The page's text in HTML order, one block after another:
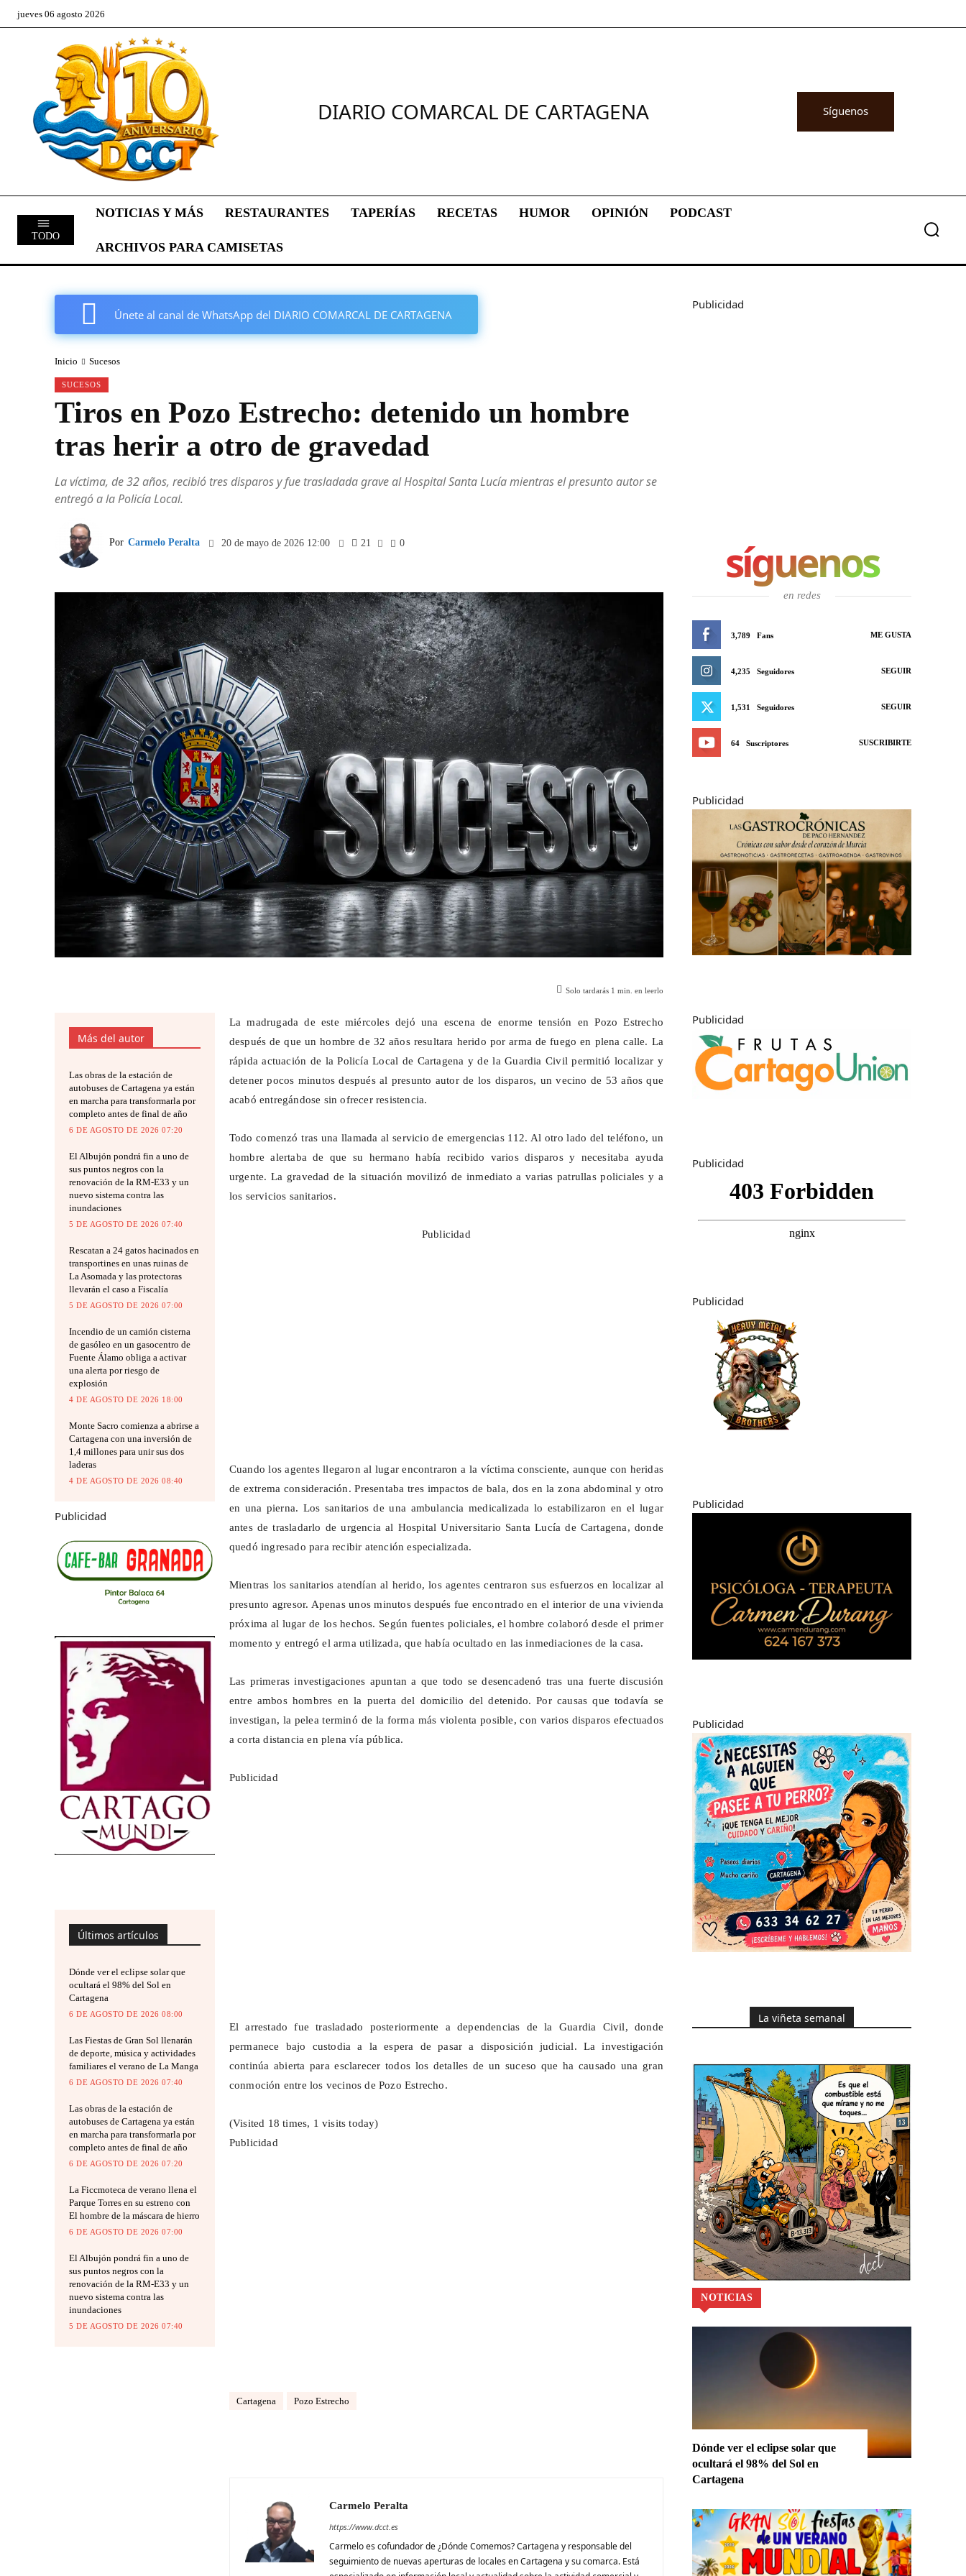
jueves 06 agosto 2026
DIARIO COMARCAL DE CARTAGENA Síguenos
TODO
NOTICIAS Y MÁS RESTAURANTES TAPERÍAS RECETAS HUMOR OPINIÓN PODCAST
ARCHIVOS PARA CAMISETAS
Únete al canal de WhatsApp del DIARIO COMARCAL DE CARTAGENA
Inicio Sucesos
SUCESOS
Tiros en Pozo Estrecho: detenido un hombre
tras herir a otro de gravedad
La víctima, de 32 años, recibió tres disparos y fue trasladada grave al Hospital Santa Lucía mientras el presunto autor se
entregó a la Policía Local.
Por Carmelo Peralta 20 de mayo de 2026 12:00 21 0
Solo tardarás 1 min. en leerlo
Más del autor
Las obras de la estación de
autobuses de Cartagena ya están
en marcha para transformarla por
completo antes de final de año
6 DE AGOSTO DE 2026 07:20
El Albujón pondrá fin a uno de
sus puntos negros con la
renovación de la RM-E33 y un
nuevo sistema contra las
inundaciones
5 DE AGOSTO DE 2026 07:40
Rescatan a 24 gatos hacinados en
transportines en unas ruinas de
La Asomada y las protectoras
llevarán el caso a Fiscalía
5 DE AGOSTO DE 2026 07:00
Incendio de un camión cisterna
de gasóleo en un gasocentro de
Fuente Álamo obliga a activar
una alerta por riesgo de
explosión
4 DE AGOSTO DE 2026 18:00
Monte Sacro comienza a abrirse a
Cartagena con una inversión de
1,4 millones para unir sus dos
laderas
4 DE AGOSTO DE 2026 08:40
Publicidad
Últimos artículos
Dónde ver el eclipse solar que
ocultará el 98% del Sol en
Cartagena
6 DE AGOSTO DE 2026 08:00
Las Fiestas de Gran Sol llenarán
de deporte, música y actividades
familiares el verano de La Manga
6 DE AGOSTO DE 2026 07:40
Las obras de la estación de
autobuses de Cartagena ya están
en marcha para transformarla por
completo antes de final de año
6 DE AGOSTO DE 2026 07:20
La Ficcmoteca de verano llena el
Parque Torres en su estreno con
El hombre de la máscara de hierro
6 DE AGOSTO DE 2026 07:00
El Albujón pondrá fin a uno de
sus puntos negros con la
renovación de la RM-E33 y un
nuevo sistema contra las
inundaciones
5 DE AGOSTO DE 2026 07:40
La madrugada de este miércoles dejó una escena de enorme tensión en Pozo Estrecho
después de que un hombre de 32 años resultara herido por arma de fuego en plena calle. La
rápida actuación de la Policía Local de Cartagena y de la Guardia Civil permitió localizar y
detener pocos minutos después al presunto autor de los disparos, un vecino de 53 años que
acabó entregándose sin ofrecer resistencia.
Todo comenzó tras una llamada al servicio de emergencias 112. Al otro lado del teléfono, un
hombre alertaba de que su hermano había recibido varios disparos y necesitaba ayuda
urgente. La gravedad de la situación movilizó de inmediato a varias patrullas policiales y a
los servicios sanitarios.
Publicidad
Cuando los agentes llegaron al lugar encontraron a la víctima consciente, aunque con heridas
de extrema consideración. Presentaba tres impactos de bala, dos en la zona abdominal y otro
en una pierna. Los sanitarios de una ambulancia medicalizada lo estabilizaron en el lugar
antes de trasladarlo de urgencia al Hospital Universitario Santa Lucía de Cartagena, donde
quedó ingresado para recibir atención especializada.
Mientras los sanitarios atendían al herido, los agentes centraron sus esfuerzos en localizar al
presunto agresor. Apenas unos minutos después fue encontrado en el interior de una vivienda
próxima al lugar de los hechos. Según fuentes policiales, el hombre colaboró desde el primer
momento y entregó el arma utilizada, que había ocultado en las inmediaciones de la casa.
Las primeras investigaciones apuntan a que todo se desencadenó tras una fuerte discusión
entre ambos hombres en la puerta del domicilio del detenido. Por causas que todavía se
investigan, la pelea terminó de la forma más violenta posible, con varios disparos efectuados
a corta distancia en plena vía pública.
Publicidad
El arrestado fue trasladado posteriormente a dependencias de la Guardia Civil, donde
permanece bajo custodia a la espera de pasar a disposición judicial. La investigación
continúa abierta para esclarecer todos los detalles de un suceso que ha causado una gran
conmoción entre los vecinos de Pozo Estrecho.
(Visited 18 times, 1 visits today)
Publicidad
Cartagena Pozo Estrecho
Carmelo Peralta
https://www.dcct.es
Carmelo es cofundador de ¿Dónde Comemos? Cartagena y responsable del
seguimiento de nuevas aperturas de locales en Cartagena y su comarca. Está
Publicidad
síguenos
en redes
3,789 Fans ME GUSTA
4,235 Seguidores SEGUIR
1,531 Seguidores SEGUIR
64 Suscriptores SUSCRIBIRTE
Publicidad
Publicidad
Publicidad
Publicidad
Publicidad
Publicidad
La viñeta semanal
NOTICIAS
Dónde ver el eclipse solar que
ocultará el 98% del Sol en
Cartagena